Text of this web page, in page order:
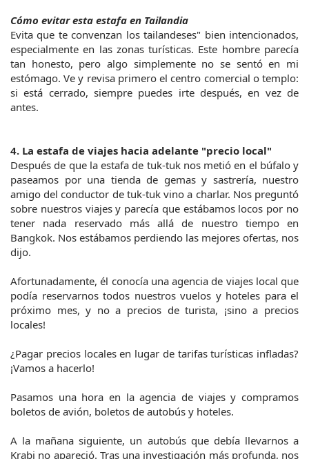
Cómo evitar esta estafa en Tailandia
Evita que te convenzan los tailandeses" bien intencionados,
especialmente en las zonas turísticas. Este hombre parecía
tan honesto, pero algo simplemente no se sentó en mi
estómago. Ve y revisa primero el centro comercial o templo:
si está cerrado, siempre puedes irte después, en vez de
antes.
4. La estafa de viajes hacia adelante "precio local"
Después de que la estafa de tuk-tuk nos metió en el búfalo y
paseamos por una tienda de gemas y sastrería, nuestro
amigo del conductor de tuk-tuk vino a charlar. Nos preguntó
sobre nuestros viajes y parecía que estábamos locos por no
tener nada reservado más allá de nuestro tiempo en
Bangkok. Nos estábamos perdiendo las mejores ofertas, nos
dijo.
Afortunadamente, él conocía una agencia de viajes local que
podía reservarnos todos nuestros vuelos y hoteles para el
próximo mes, y no a precios de turista, ¡sino a precios
locales!
¿Pagar precios locales en lugar de tarifas turísticas infladas?
¡Vamos a hacerlo!
Pasamos una hora en la agencia de viajes y compramos
boletos de avión, boletos de autobús y hoteles.
A la mañana siguiente, un autobús que debía llevarnos a
Krabi no apareció. Tras una investigación más profunda, nos